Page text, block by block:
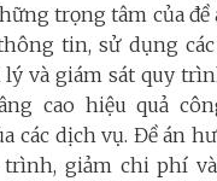
trọng tâm của đề
tin, sử dụng
lý và giám sát quy
cao hiệu quả
các dịch vụ. Đề án
trình, giảm chi phí